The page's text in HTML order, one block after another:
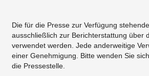
Die für die Presse zur Verfügung
ausschließlich zur Berichterstattung über
verwendet werden. Jede anderweitige
einer Genehmigung. Bitte wenden Sie
die Pressestelle.